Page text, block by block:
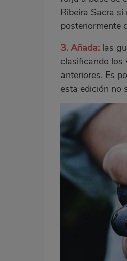
Ribeira Sacra
posteriormente
3. Añada: las
clasificando los
anteriores. Es
esta edición no